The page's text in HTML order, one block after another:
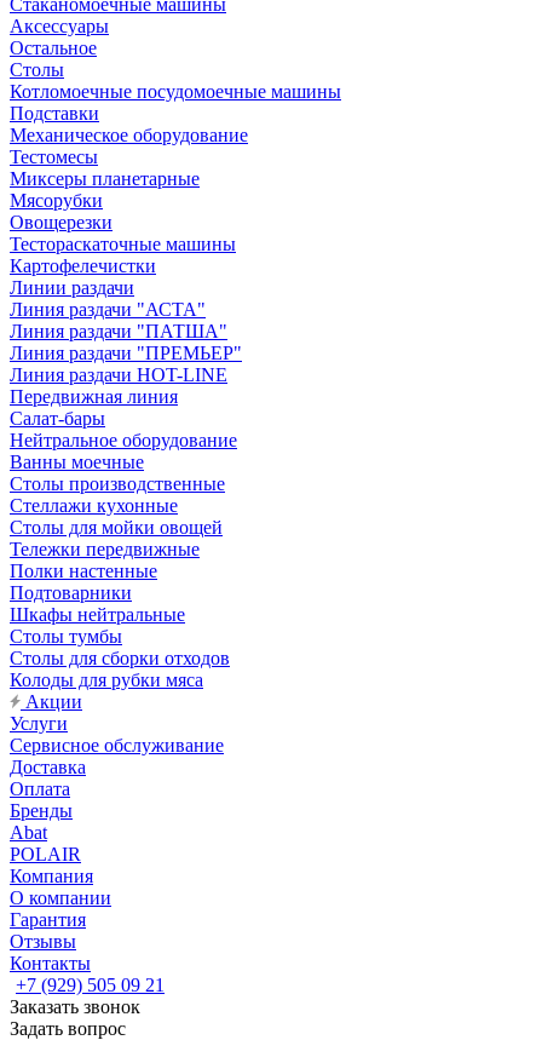
Стаканомоечные машины
Аксессуары
Остальное
Столы
Котломоечные посудомоечные машины
Подставки
Механическое оборудование
Тестомесы
Миксеры планетарные
Мясорубки
Овощерезки
Тестораскаточные машины
Картофелечистки
Линии раздачи
Линия раздачи "АСТА"
Линия раздачи "ПАТША"
Линия раздачи "ПРЕМЬЕР"
Линия раздачи HOT-LINE
Передвижная линия
Салат-бары
Нейтральное оборудование
Ванны моечные
Столы производственные
Стеллажи кухонные
Столы для мойки овощей
Тележки передвижные
Полки настенные
Подтоварники
Шкафы нейтральные
Столы тумбы
Столы для сборки отходов
Колоды для рубки мяса
Акции
Услуги
Сервисное обслуживание
Доставка
Оплата
Бренды
Abat
POLAIR
Компания
О компании
Гарантия
Отзывы
Контакты
+7 (929) 505 09 21
Заказать звонок
Задать вопрос